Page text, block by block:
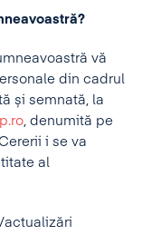
vă
din cadrul
și semnată, la
, denumită pe
i se va
al
actualizări